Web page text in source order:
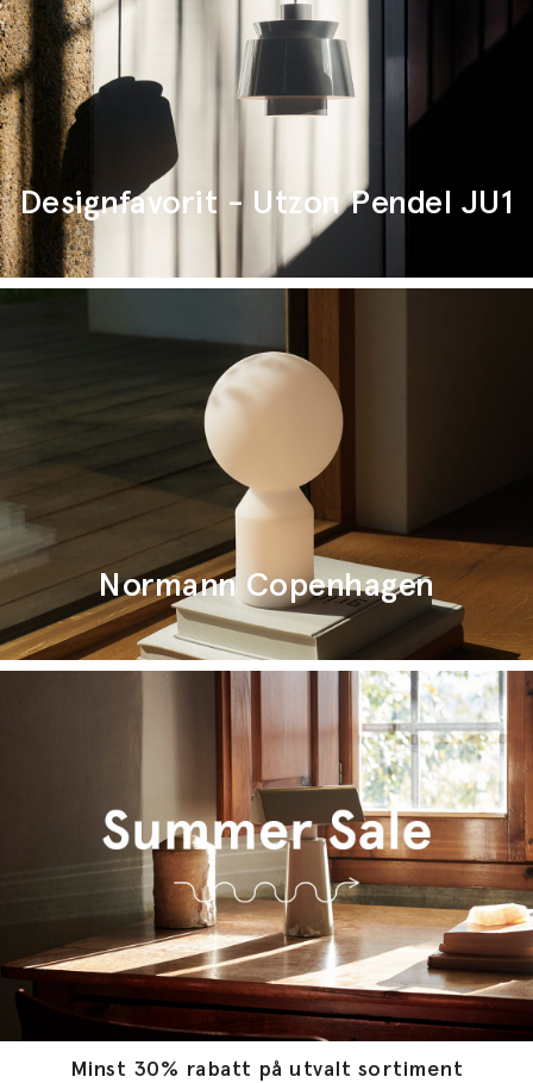
Designfavorit - Utzon Pendel JU1
Normann Copenhagen
Minst 30% rabatt på utvalt sortiment